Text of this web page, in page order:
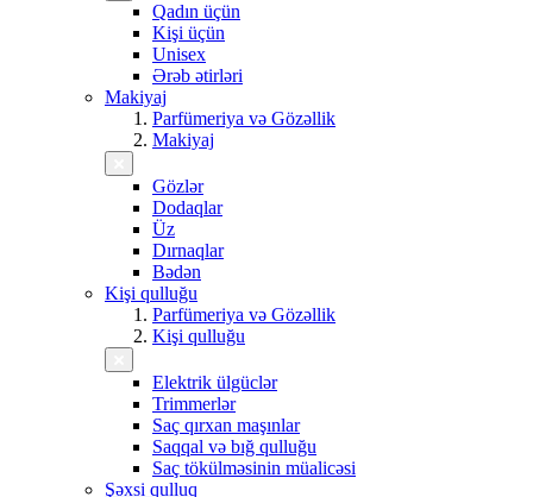
Qadın üçün
Kişi üçün
Unisex
Ərəb ətirləri
Makiyaj
Parfümeriya və Gözəllik
Makiyaj
Gözlər
Dodaqlar
Üz
Dırnaqlar
Bədən
Kişi qulluğu
Parfümeriya və Gözəllik
Kişi qulluğu
Elektrik ülgüclər
Trimmerlər
Saç qırxan maşınlar
Saqqal və bığ qulluğu
Saç tökülməsinin müalicəsi
Şəxsi qulluq